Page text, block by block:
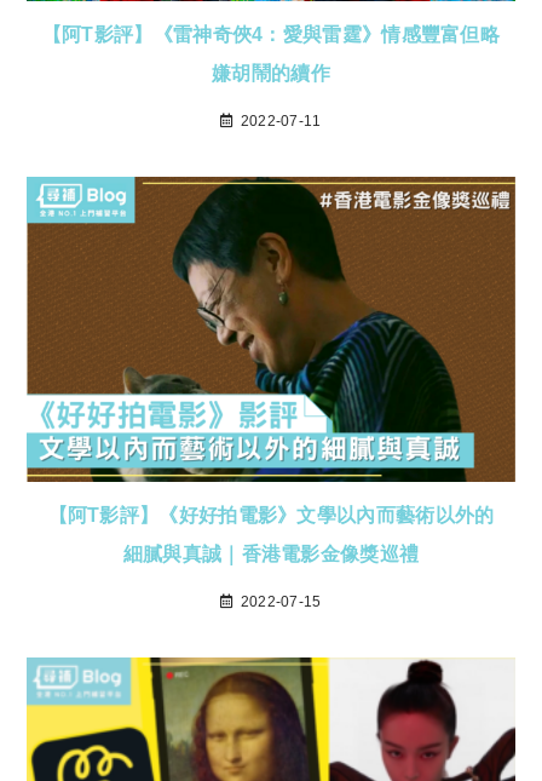
【阿T影評】《雷神奇俠4：愛與雷霆》情感豐富但略
嫌胡鬧的續作
2022-07-11
【阿T影評】《好好拍電影》文學以內而藝術以外的
細膩與真誠｜香港電影金像獎巡禮
2022-07-15